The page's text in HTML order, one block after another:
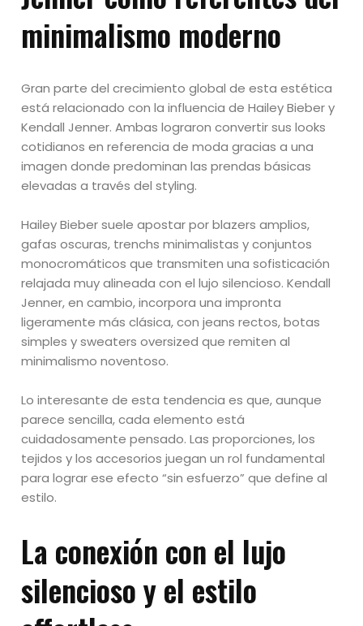
minimalismo moderno
Gran parte del crecimiento global de esta estética
está relacionado con la influencia de Hailey Bieber y
Kendall Jenner. Ambas lograron convertir sus looks
cotidianos en referencia de moda gracias a una
imagen donde predominan las prendas básicas
elevadas a través del styling.
Hailey Bieber suele apostar por blazers amplios,
gafas oscuras, trenchs minimalistas y conjuntos
monocromáticos que transmiten una sofisticación
relajada muy alineada con el lujo silencioso. Kendall
Jenner, en cambio, incorpora una impronta
ligeramente más clásica, con jeans rectos, botas
simples y sweaters oversized que remiten al
minimalismo noventoso.
Lo interesante de esta tendencia es que, aunque
parece sencilla, cada elemento está
cuidadosamente pensado. Las proporciones, los
tejidos y los accesorios juegan un rol fundamental
para lograr ese efecto “sin esfuerzo” que define al
estilo.
La conexión con el lujo
silencioso y el estilo